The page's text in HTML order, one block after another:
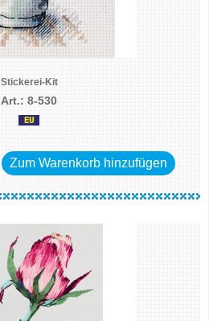
Stickerei-Kit
Art.: 8-530
Zum Warenkorb hinzufügen